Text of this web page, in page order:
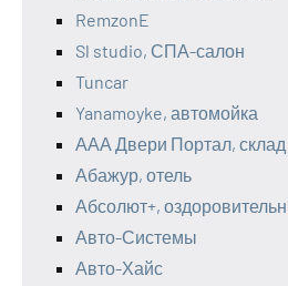
RemzonE
Sl studio, СПА-салон
Tuncar
Yanamoyke, автомойка
ААА Двери Портал, склад
Абажур, отель
Абсолют+,
Авто-Системы
Авто-Хайс